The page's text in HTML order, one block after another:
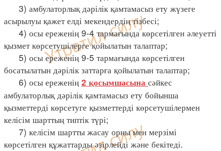
3) амбулаторлық дәрілік қамтамасыз ету жүзеге
асырылуы қажет елді мекендердің тізбесі;
4) осы ереженің 9-4 тармағында көрсетілген әлеуетті
қызмет көрсетушілерге қойылатын талаптар;
5) осы ереженің 9-5 тармағында көрсетілген
босатылатын дәрілік заттарға қойылатын талаптар;
6) осы ереженің 2 қосымшасына сәйкес
амбулаторлық дәрілік қамтамасыз ету бойынша
қызметтерді көрсетуге қызметтерді көрсетушілермен
келісім шарттың типтік түрі;
7) келісім шартты жасау орны мен мерзімі
көрсетілген құжаттарды әзірлейді және бекітеді.